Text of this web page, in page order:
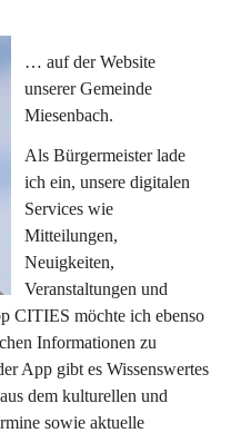
… auf der Website
unserer Gemeinde
Miesenbach.
Als Bürgermeister lade
ich ein, unsere digitalen
Services wie
Mitteilungen,
Neuigkeiten,
Veranstaltungen und
CITIES möchte ich ebenso
Informationen zu
App gibt es Wissenswertes
dem kulturellen und
sowie aktuelle